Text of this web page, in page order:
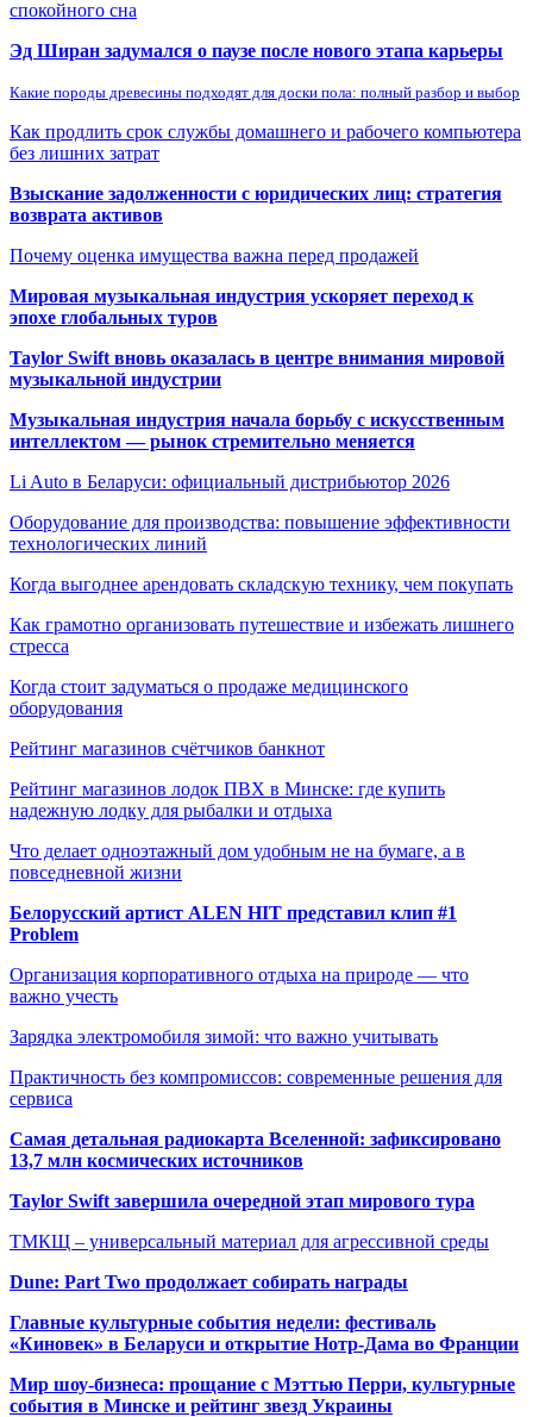
спокойного сна
Эд Ширан задумался о паузе после нового этапа карьеры
Какие породы древесины подходят для доски пола: полный разбор и выбор
Как продлить срок службы домашнего и рабочего компьютера
без лишних затрат
Взыскание задолженности с юридических лиц: стратегия
возврата активов
Почему оценка имущества важна перед продажей
Мировая музыкальная индустрия ускоряет переход к
эпохе глобальных туров
Taylor Swift вновь оказалась в центре внимания мировой
музыкальной индустрии
Музыкальная индустрия начала борьбу с искусственным
интеллектом — рынок стремительно меняется
Li Auto в Беларуси: официальный дистрибьютор 2026
Оборудование для производства: повышение эффективности
технологических линий
Когда выгоднее арендовать складскую технику, чем покупать
Как грамотно организовать путешествие и избежать лишнего
стресса
Когда стоит задуматься о продаже медицинского
оборудования
Рейтинг магазинов счётчиков банкнот
Рейтинг магазинов лодок ПВХ в Минске: где купить
надежную лодку для рыбалки и отдыха
Что делает одноэтажный дом удобным не на бумаге, а в
повседневной жизни
Белорусский артист ALEN HIT представил клип #1
Problem
Организация корпоративного отдыха на природе — что
важно учесть
Зарядка электромобиля зимой: что важно учитывать
Практичность без компромиссов: современные решения для
сервиса
Самая детальная радиокарта Вселенной: зафиксировано
13,7 млн космических источников
Taylor Swift завершила очередной этап мирового тура
ТМКЩ – универсальный материал для агрессивной среды
Dune: Part Two продолжает собирать награды
Главные культурные события недели: фестиваль
«Киновек» в Беларуси и открытие Нотр-Дама во Франции
Мир шоу-бизнеса: прощание с Мэттью Перри, культурные
события в Минске и рейтинг звезд Украины